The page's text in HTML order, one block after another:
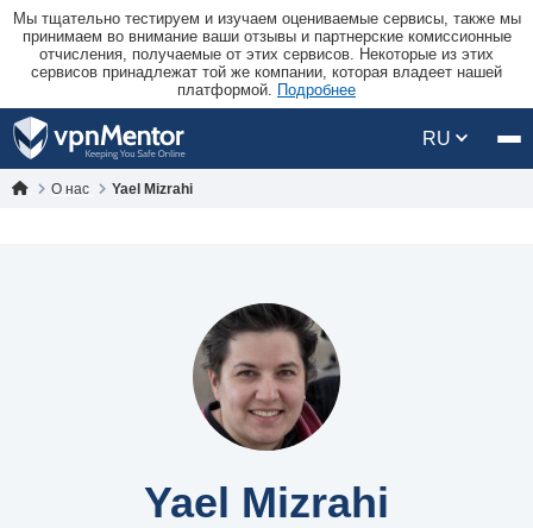
Мы тщательно тестируем и изучаем оцениваемые сервисы, также мы
принимаем во внимание ваши отзывы и партнерские комиссионные
отчисления, получаемые от этих сервисов. Некоторые из этих
сервисов принадлежат той же компании, которая владеет нашей
платформой. Подробнее
RU
О нас Yael Mizrahi
Yael Mizrahi